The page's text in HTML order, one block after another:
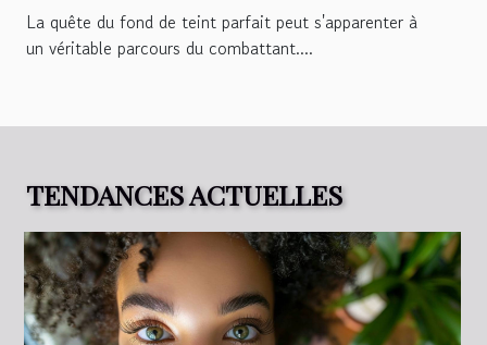
La quête du fond de teint parfait peut s'apparenter à
un véritable parcours du combattant....
TENDANCES ACTUELLES